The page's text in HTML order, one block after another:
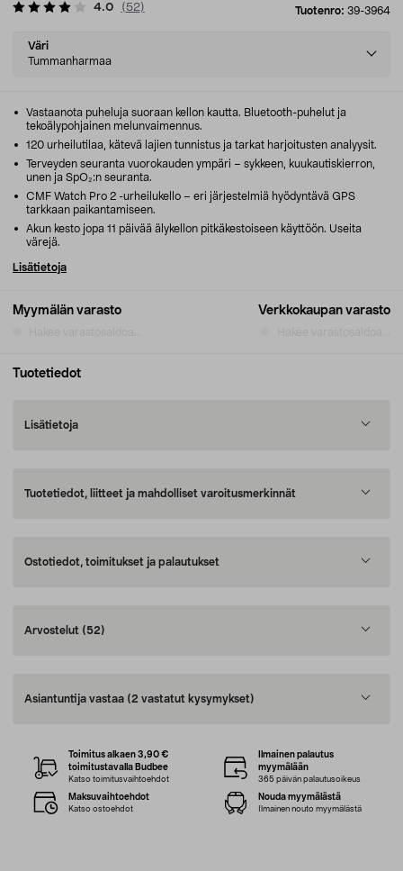
Tuotenro: 39-3964
4.0 ( 52)
Select
variant
Väri
Tummanharmaa
Myymälän varasto Verkkokaupan varasto
Vastaanota puheluja suoraan kellon kautta. Bluetooth-puhelut ja
tekoälypohjainen melunvaimennus.
120 urheilutilaa, kätevä lajien tunnistus ja tarkat harjoitusten analyysit.
Terveyden seuranta vuorokauden ympäri – sykkeen, kuukautiskierron,
unen ja SpO₂:n seuranta.
CMF Watch Pro 2 -urheilukello – eri järjestelmiä hyödyntävä GPS
tarkkaan paikantamiseen.
Akun kesto jopa 11 päivää älykellon pitkäkestoiseen käyttöön. Useita
värejä.
Lisätietoja
Tuotetiedot
Lisätietoja
Tuotetiedot, liitteet ja mahdolliset varoitusmerkinnät
Ostotiedot, toimitukset ja palautukset
Arvostelut (52)
Asiantuntija vastaa (2 vastatut kysymykset)
Toimitus alkaen 3,90 €
toimitustavalla Budbee
Katso toimitusvaihtoehdot
Ilmainen palautus
myymälään
365 päivän palautusoikeus
Maksuvaihtoehdot
Katso ostoehdot
Nouda myymälästä
Ilmainen nouto myymälästä